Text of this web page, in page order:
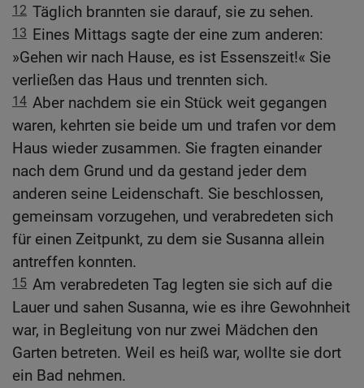
12 Täglich brannten sie darauf, sie zu sehen.
13 Eines Mittags sagte der eine zum anderen:
»Gehen wir nach Hause, es ist Essenszeit!« Sie
verließen das Haus und trennten sich.
14 Aber nachdem sie ein Stück weit gegangen
waren, kehrten sie beide um und trafen vor dem
Haus wieder zusammen. Sie fragten einander
nach dem Grund und da gestand jeder dem
anderen seine Leidenschaft. Sie beschlossen,
gemeinsam vorzugehen, und verabredeten sich
für einen Zeitpunkt, zu dem sie Susanna allein
antreffen konnten.
15 Am verabredeten Tag legten sie sich auf die
Lauer und sahen Susanna, wie es ihre Gewohnheit
war, in Begleitung von nur zwei Mädchen den
Garten betreten. Weil es heiß war, wollte sie dort
ein Bad nehmen.